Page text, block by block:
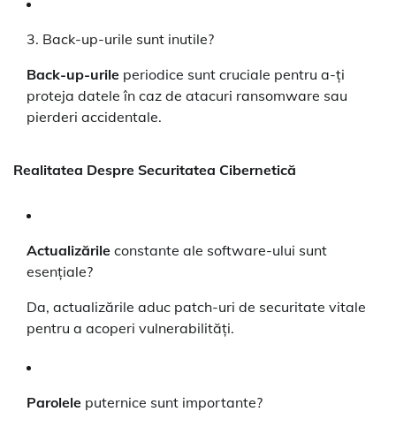
3. Back-up-urile sunt inutile?
Back-up-urile periodice sunt cruciale pentru a-ți
proteja datele în caz de atacuri ransomware sau
pierderi accidentale.
Realitatea Despre Securitatea Cibernetică
Actualizările constante ale software-ului sunt
esențiale?
Da, actualizările aduc patch-uri de securitate vitale
pentru a acoperi vulnerabilități.
Parolele puternice sunt importante?